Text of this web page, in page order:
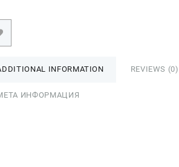
INFORMATION REVIEWS (0)
ИНФОРМАЦИЯ